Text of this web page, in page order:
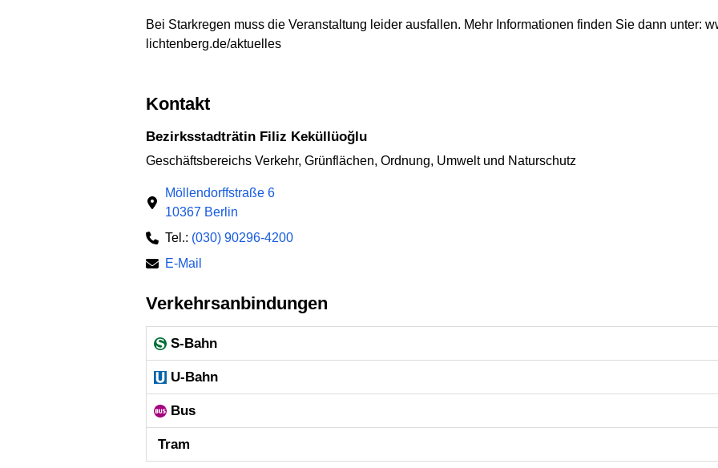
Bei Starkregen muss die Veranstaltung leider ausfallen. Mehr Informationen finden Sie dann unter:
lichtenberg.de/aktuelles
Kontakt
Bezirksstadträtin Filiz Keküllüoğlu
Geschäftsbereichs Verkehr, Grünflächen, Ordnung, Umwelt und Naturschutz
Möllendorffstraße 6
10367 Berlin
Tel.: (030) 90296-4200
E-Mail
Verkehrsanbindungen
S-Bahn
U-Bahn
Bus
Tram